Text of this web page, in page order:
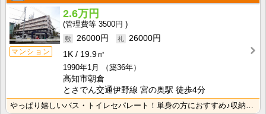
マンション
2.6万円
3500円
26000円
26000円
1K
19.9㎡
1990年1月
（築36年）
高知市朝倉
とさでん交通伊野線 宮の奥駅 徒歩4分